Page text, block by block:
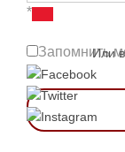
*
Запомнить
Или